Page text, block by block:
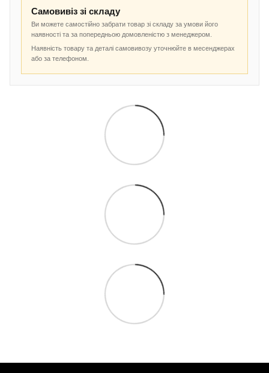
Самовивіз зі складу
Ви можете самостійно забрати товар зі складу за умови його
наявності та за попередньою домовленістю з менеджером.
Наявність товару та деталі самовивозу уточнюйте в месенджерах
або за телефоном.